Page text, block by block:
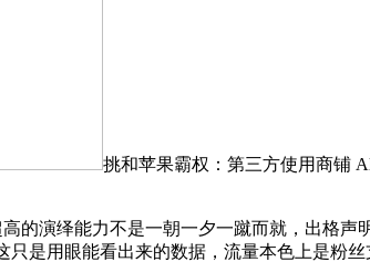
挑和苹果霸权：第三方使用商铺
演绎能力不是一朝一夕一蹴而就，出格声
是用眼能看出来的数据，流量本色上是粉